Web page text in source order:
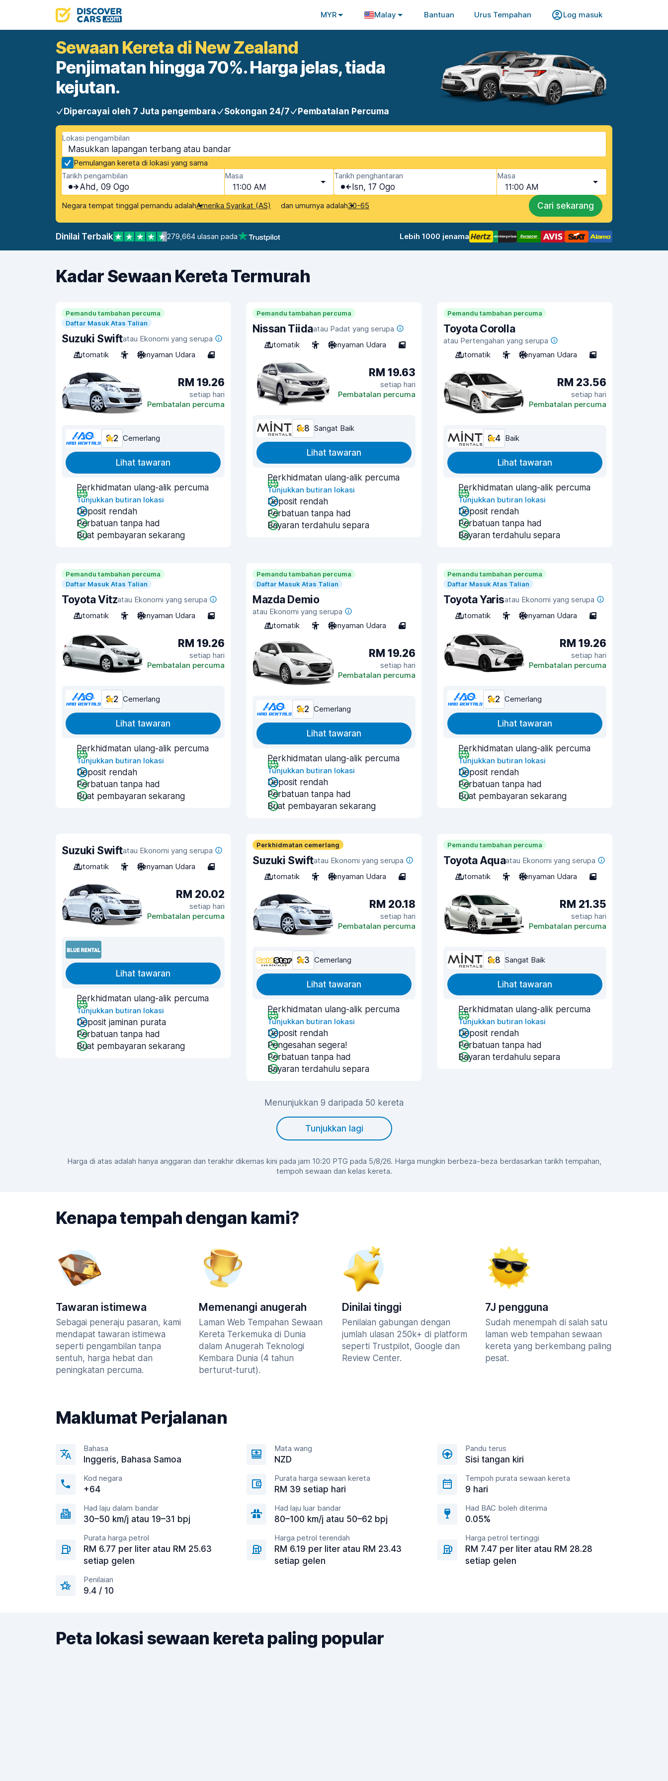
MYR Malay Bantuan Urus Tempahan Log masuk
Sewaan Kereta di New Zealand
Penjimatan hingga 70%. Harga jelas, tiada
kejutan.
Dipercayai oleh 7 Juta pengembara Sokongan 24/7 Pembatalan Percuma
Lokasi pengambilan
Pemulangan kereta di lokasi yang sama
Tarikh pengambilan
Ahd, 09 Ogo
Masa
11:00 AM
Tarikh penghantaran
Isn, 17 Ogo
Masa
11:00 AM
Negara tempat tinggal pemandu adalahAmerika Syarikat (AS) dan umurnya adalah30-65 Cari sekarang
Dinilai Terbaik 279,664 ulasan pada Lebih 1000 jenama
Kadar Sewaan Kereta Termurah
Pemandu tambahan percuma
Daftar Masuk Atas Talian
Suzuki Swiftatau Ekonomi yang serupa
Automatik
5 Penyaman Udara 4
RM 19.26
setiap hari
Pembatalan percuma
9.2 Cemerlang
Lihat tawaran
Perkhidmatan ulang-alik percuma
Tunjukkan butiran lokasi
Deposit rendah
Perbatuan tanpa had
Buat pembayaran sekarang
Pemandu tambahan percuma
Nissan Tiidaatau Padat yang serupa
Automatik
5 Penyaman Udara 5
RM 19.63
setiap hari
Pembatalan percuma
8.8 Sangat Baik
Lihat tawaran
Perkhidmatan ulang-alik percuma
Tunjukkan butiran lokasi
Deposit rendah
Perbatuan tanpa had
Bayaran terdahulu separa
Pemandu tambahan percuma
Toyota Corolla
atau Pertengahan yang serupa
Automatik
5 Penyaman Udara 5
RM 23.56
setiap hari
Pembatalan percuma
8.4 Baik
Lihat tawaran
Perkhidmatan ulang-alik percuma
Tunjukkan butiran lokasi
Deposit rendah
Perbatuan tanpa had
Bayaran terdahulu separa
Pemandu tambahan percuma
Daftar Masuk Atas Talian
Toyota Vitzatau Ekonomi yang serupa
Automatik
5 Penyaman Udara 5
RM 19.26
setiap hari
Pembatalan percuma
9.2 Cemerlang
Lihat tawaran
Perkhidmatan ulang-alik percuma
Tunjukkan butiran lokasi
Deposit rendah
Perbatuan tanpa had
Buat pembayaran sekarang
Pemandu tambahan percuma
Daftar Masuk Atas Talian
Mazda Demio
atau Ekonomi yang serupa
Automatik
5 Penyaman Udara 4
RM 19.26
setiap hari
Pembatalan percuma
9.2 Cemerlang
Lihat tawaran
Perkhidmatan ulang-alik percuma
Tunjukkan butiran lokasi
Deposit rendah
Perbatuan tanpa had
Buat pembayaran sekarang
Pemandu tambahan percuma
Daftar Masuk Atas Talian
Toyota Yarisatau Ekonomi yang serupa
Automatik
5 Penyaman Udara 5
RM 19.26
setiap hari
Pembatalan percuma
9.2 Cemerlang
Lihat tawaran
Perkhidmatan ulang-alik percuma
Tunjukkan butiran lokasi
Deposit rendah
Perbatuan tanpa had
Buat pembayaran sekarang
Suzuki Swiftatau Ekonomi yang serupa
Automatik
5 Penyaman Udara 4
RM 20.02
setiap hari
Pembatalan percuma
Lihat tawaran
Perkhidmatan ulang-alik percuma
Tunjukkan butiran lokasi
Deposit jaminan purata
Perbatuan tanpa had
Buat pembayaran sekarang
Perkhidmatan cemerlang
Suzuki Swiftatau Ekonomi yang serupa
Automatik
5 Penyaman Udara 4
RM 20.18
setiap hari
Pembatalan percuma
9.3 Cemerlang
Lihat tawaran
Perkhidmatan ulang-alik percuma
Tunjukkan butiran lokasi
Deposit rendah
Pengesahan segera!
Perbatuan tanpa had
Bayaran terdahulu separa
Pemandu tambahan percuma
Toyota Aquaatau Ekonomi yang serupa
Automatik
5 Penyaman Udara 5
RM 21.35
setiap hari
Pembatalan percuma
8.8 Sangat Baik
Lihat tawaran
Perkhidmatan ulang-alik percuma
Tunjukkan butiran lokasi
Deposit rendah
Perbatuan tanpa had
Bayaran terdahulu separa
Menunjukkan 9 daripada 50 kereta
Tunjukkan lagi
Harga di atas adalah hanya anggaran dan terakhir dikemas kini pada jam 10:20 PTG pada 5/8/26. Harga mungkin berbeza-beza berdasarkan tarikh tempahan,
tempoh sewaan dan kelas kereta.
Kenapa tempah dengan kami?
Tawaran istimewa
Sebagai peneraju pasaran, kami
mendapat tawaran istimewa
seperti pengambilan tanpa
sentuh, harga hebat dan
peningkatan percuma.
Memenangi anugerah
Laman Web Tempahan Sewaan
Kereta Terkemuka di Dunia
dalam Anugerah Teknologi
Kembara Dunia (4 tahun
berturut-turut).
Dinilai tinggi
Penilaian gabungan dengan
jumlah ulasan 250k+ di platform
seperti Trustpilot, Google dan
Review Center.
7J pengguna
Sudah menempah di salah satu
laman web tempahan sewaan
kereta yang berkembang paling
pesat.
Maklumat Perjalanan
Bahasa
Inggeris, Bahasa Samoa
Mata wang
NZD
Pandu terus
Sisi tangan kiri
Kod negara
+64
Purata harga sewaan kereta
RM 39 setiap hari
Tempoh purata sewaan kereta
9 hari
Had laju dalam bandar
30–50 km/j atau 19–31 bpj
Had laju luar bandar
80–100 km/j atau 50–62 bpj
Had BAC boleh diterima
0.05%
Purata harga petrol
RM 6.77 per liter atau RM 25.63
setiap gelen
Harga petrol terendah
RM 6.19 per liter atau RM 23.43
setiap gelen
Harga petrol tertinggi
RM 7.47 per liter atau RM 28.28
setiap gelen
Penilaian
9.4 / 10
Peta lokasi sewaan kereta paling popular